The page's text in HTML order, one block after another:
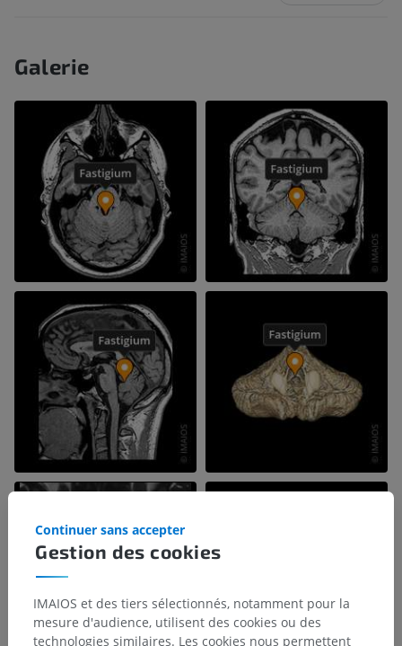
Galerie
Gestion des cookies
Continuer sans accepter
IMAIOS et des tiers sélectionnés, notamment pour la
mesure d'audience, utilisent des cookies ou des
technologies similaires. Les cookies nous permettent